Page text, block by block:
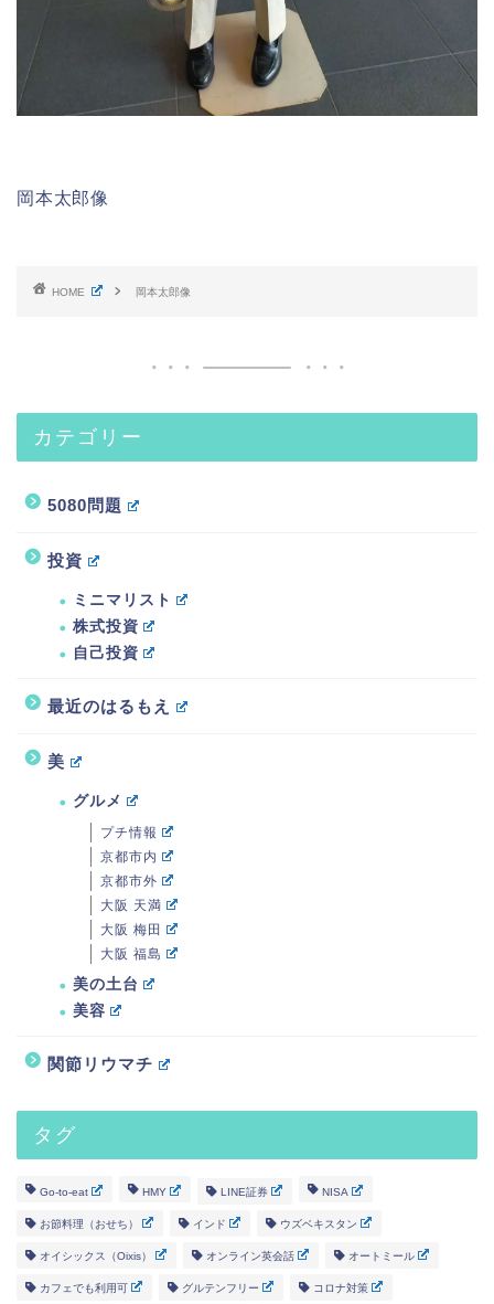
岡本太郎像
HOME 岡本太郎像
カテゴリー
5080問題
投資
ミニマリスト
株式投資
自己投資
最近のはるもえ
美
グルメ
プチ情報
京都市内
京都市外
大阪 天満
大阪 梅田
大阪 福島
美の土台
美容
関節リウマチ
タグ
Go-to-eat HMY LINE証券 NISA
お節料理（おせち） インド ウズベキスタン
オイシックス（Oixis） オンライン英会話 オートミール
カフェでも利用可 グルテンフリー コロナ対策